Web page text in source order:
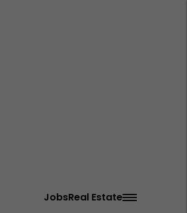
JobsReal Estate